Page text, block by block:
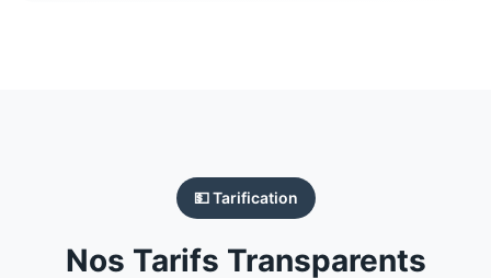
💵 Tarification
Nos Tarifs Transparents